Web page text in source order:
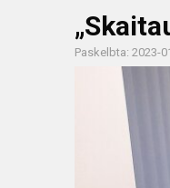
Paskelbta: 2023-